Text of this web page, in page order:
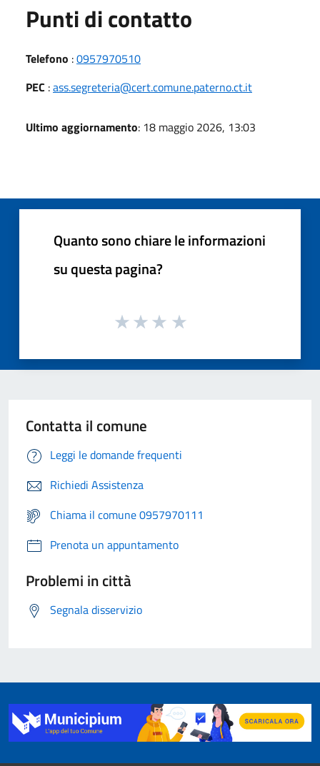
Punti di contatto
Telefono :0957970510
PEC :ass.segreteria@cert.comune.paterno.ct.it
Ultimo aggiornamento: 18 maggio 2026, 13:03
Quanto sono chiare le informazioni
su questa pagina?
Contatta il comune
Leggi le domande frequenti
Richiedi Assistenza
Chiama il comune 0957970111
Prenota un appuntamento
Problemi in città
Segnala disservizio